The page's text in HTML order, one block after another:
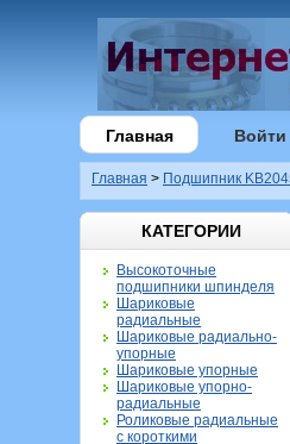
Главная Войти
Главная > Подшипник
КАТЕГОРИИ
Высокоточные
подшипники шпинделя
Шариковые
радиальные
Шариковые радиально-
упорные
Шариковые упорные
Шариковые упорно-
радиальные
Роликовые радиальные
с короткими